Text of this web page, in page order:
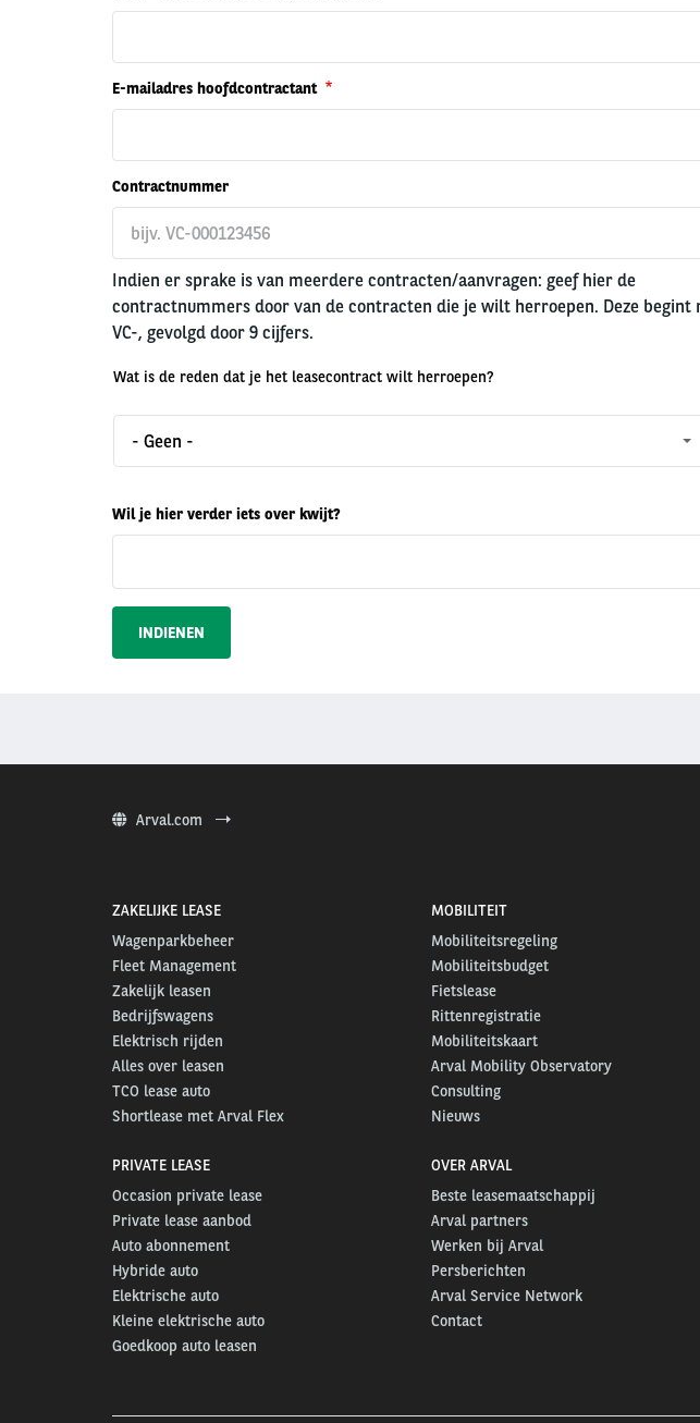
E-mailadres hoofdcontractant
Contractnummer
Indien er sprake is van meerdere contracten/aanvragen: geef hier de
contractnummers door van de contracten die je wilt herroepen. Deze begint
VC-, gevolgd door 9 cijfers.
Wat is de reden dat je het leasecontract wilt herroepen?
Wat
reden
het
- Geen -
Wil je hier verder iets over kwijt?
Arval.com
ZAKELIJKE LEASE
Wagenparkbeheer
Fleet Management
Zakelijk leasen
Bedrijfswagens
Elektrisch rijden
Alles over leasen
TCO lease auto
Shortlease met Arval Flex
PRIVATE LEASE
Occasion private lease
Private lease aanbod
Auto abonnement
Hybride auto
Elektrische auto
Kleine elektrische auto
Goedkoop auto leasen
MOBILITEIT
Mobiliteitsregeling
Mobiliteitsbudget
Fietslease
Rittenregistratie
Mobiliteitskaart
Arval Mobility Observatory
Consulting
Nieuws
OVER ARVAL
Beste leasemaatschappij
Arval partners
Werken bij Arval
Persberichten
Arval Service Network
Contact